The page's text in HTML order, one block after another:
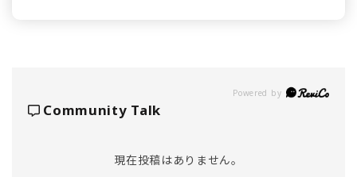
Powered by
Community Talk
現在投稿はありません。